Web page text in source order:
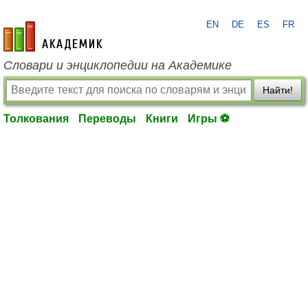
academic.ru
EN DE ES FR
Словари и энциклопедии на Академике
Найти!
Толкования Переводы Книги Игры ⚽